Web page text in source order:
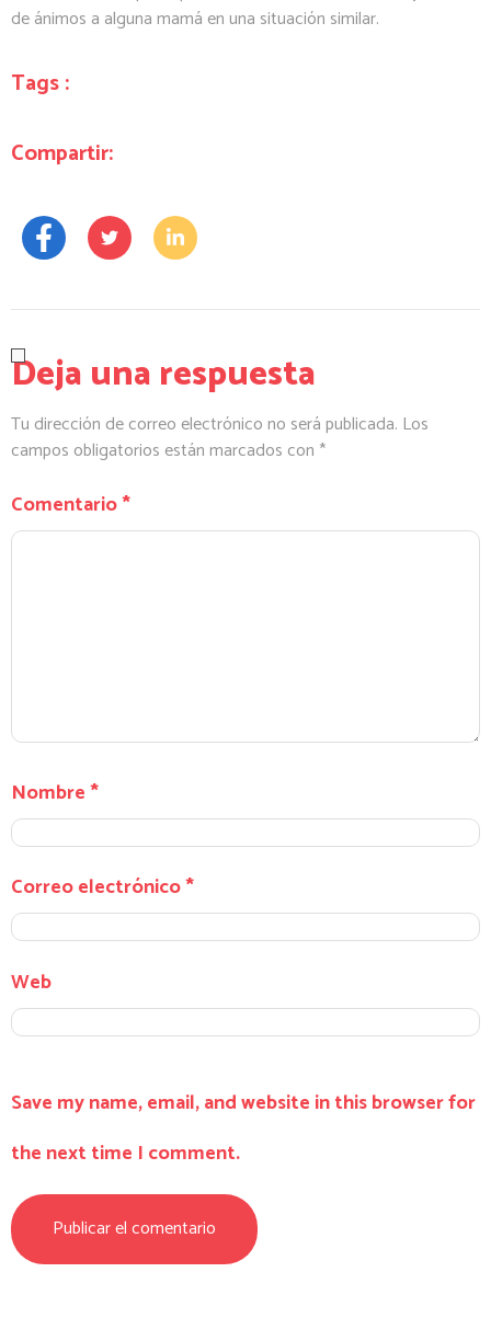
de ánimos a alguna mamá en una situación similar.
Tags :
Compartir:
Deja una respuesta
Tu dirección de correo electrónico no será publicada. Los
campos obligatorios están marcados con *
Comentario*
Nombre*
Correo electrónico*
Web
Save my name, email, and website in this browser for
the next time I comment.